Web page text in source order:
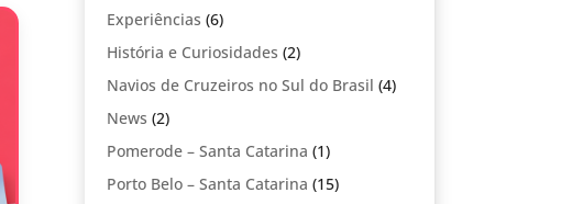
Experiências (6)
História e Curiosidades (2)
Navios de Cruzeiros no Sul do Brasil (4)
News (2)
Pomerode – Santa Catarina (1)
Porto Belo – Santa Catarina (15)